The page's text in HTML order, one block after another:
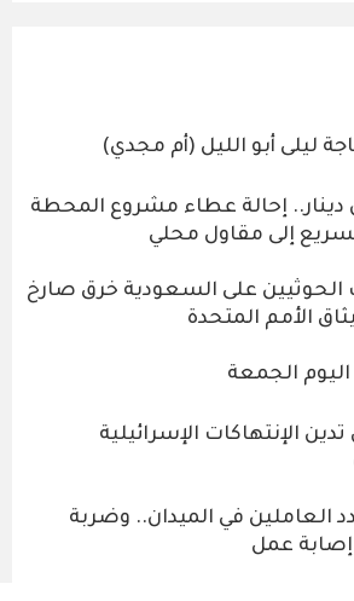
ليلى أبو الليل (أم مجدي)
مليون دينار.. إحالة عطاء مشروع المحطة
إلى مقاول محلي
الحوثيين على السعودية خرق صارخ
الأمم المتحدة
الجمعة
الإنتهاكات الإسرائيلية
العاملين في الميدان.. وضربة
عمل